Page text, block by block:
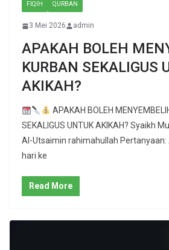
FIQIH QURBAN
3 Mei 2026 admin
APAKAH BOLEH
KURBAN SEKALIGUS
AKIKAH?
APAKAH BOLEH
SEKALIGUS UNTUK AKIKAH? Syaikh
Al-Utsaimin rahimahullah Pertanyaan:
hari ke
Read More